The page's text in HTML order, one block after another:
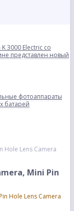
3000 Electric со
представлен новый
фотоаппараты
батарей
Hole Lens Camera
Mini Pin